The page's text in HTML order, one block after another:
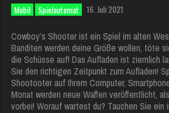
Mobil Spielautomat 16. Juli 2021
Cowboy’s Shooter ist ein Spiel im alten
Banditen werden deine Größe wollen, töte
die Schüsse auf! Das Aufladen ist ziemlich
Sie den richtigen Zeitpunkt zum Aufladen!
Shootooter auf Ihrem Computer,
Monat werden neue Waffen veröffentlicht,
vorbei! Worauf wartest du? Tauchen Sie ein